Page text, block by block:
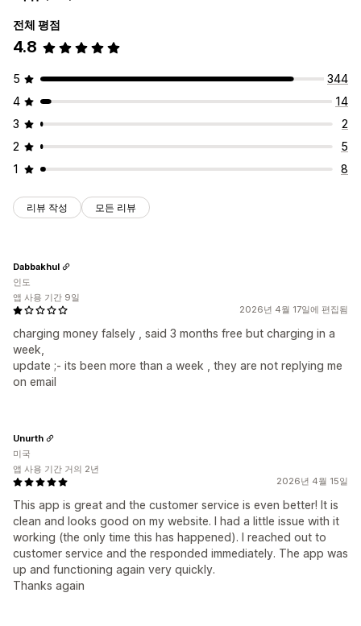
전체 평점
4.8
5
344
4
14
3
2
2
5
1
8
리뷰 작성 모든 리뷰
2026년 4월 17일에 편집됨
charging money falsely , said 3 months free but charging in a
week,
update ;- its been more than a week , they are not replying me
on email
Dabbakhul
인도
앱 사용 기간 9일
2026년 4월 15일
This app is great and the customer service is even better! It is
clean and looks good on my website. I had a little issue with it
working (the only time this has happened). I reached out to
customer service and the responded immediately. The app was
up and functioning again very quickly.
Thanks again
Unurth
미국
앱 사용 기간 거의 2년